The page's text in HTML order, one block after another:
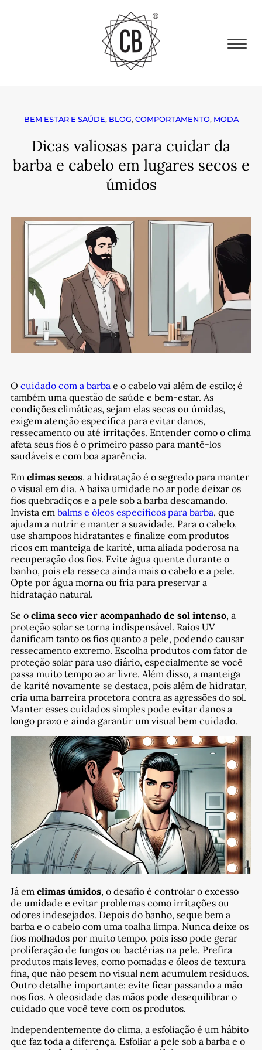
BEM ESTAR E SAÚDE, BLOG, COMPORTAMENTO, MODA
Dicas valiosas para cuidar da
barba e cabelo em lugares secos e
úmidos
O cuidado com a barba e o cabelo vai além de estilo; é
também uma questão de saúde e bem-estar. As
condições climáticas, sejam elas secas ou úmidas,
exigem atenção específica para evitar danos,
ressecamento ou até irritações. Entender como o clima
afeta seus fios é o primeiro passo para mantê-los
saudáveis e com boa aparência.
Em climas secos, a hidratação é o segredo para manter
o visual em dia. A baixa umidade no ar pode deixar os
fios quebradiços e a pele sob a barba descamando.
Invista em balms e óleos específicos para barba, que
ajudam a nutrir e manter a suavidade. Para o cabelo,
use shampoos hidratantes e finalize com produtos
ricos em manteiga de karité, uma aliada poderosa na
recuperação dos fios. Evite água quente durante o
banho, pois ela resseca ainda mais o cabelo e a pele.
Opte por água morna ou fria para preservar a
hidratação natural.
Se o clima seco vier acompanhado de sol intenso, a
proteção solar se torna indispensável. Raios UV
danificam tanto os fios quanto a pele, podendo causar
ressecamento extremo. Escolha produtos com fator de
proteção solar para uso diário, especialmente se você
passa muito tempo ao ar livre. Além disso, a manteiga
de karité novamente se destaca, pois além de hidratar,
cria uma barreira protetora contra as agressões do sol.
Manter esses cuidados simples pode evitar danos a
longo prazo e ainda garantir um visual bem cuidado.
Já em climas úmidos, o desafio é controlar o excesso
de umidade e evitar problemas como irritações ou
odores indesejados. Depois do banho, seque bem a
barba e o cabelo com uma toalha limpa. Nunca deixe os
fios molhados por muito tempo, pois isso pode gerar
proliferação de fungos ou bactérias na pele. Prefira
produtos mais leves, como pomadas e óleos de textura
fina, que não pesem no visual nem acumulem resíduos.
Outro detalhe importante: evite ficar passando a mão
nos fios. A oleosidade das mãos pode desequilibrar o
cuidado que você teve com os produtos.
Independentemente do clima, a esfoliação é um hábito
que faz toda a diferença. Esfoliar a pele sob a barba e o